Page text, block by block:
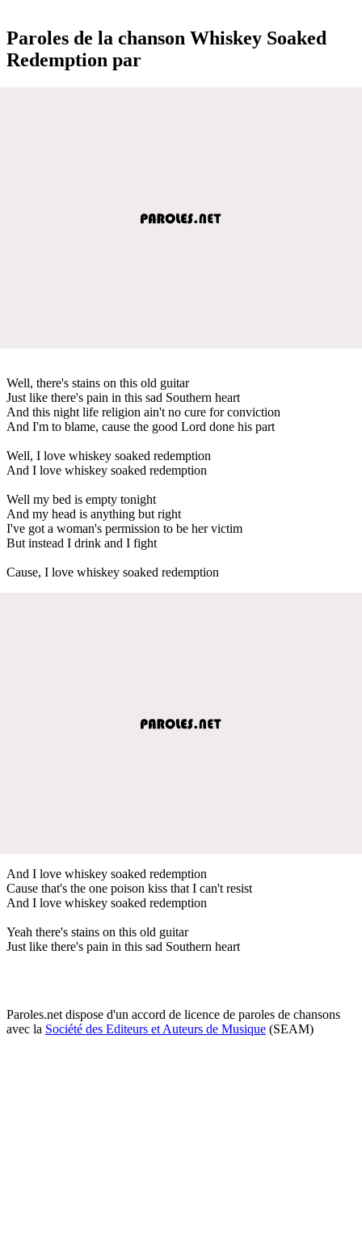
Paroles de la chanson Whiskey Soaked
Redemption par
Well, there's stains on this old guitar
Just like there's pain in this sad Southern heart
And this night life religion ain't no cure for conviction
And I'm to blame, cause the good Lord done his part
Well, I love whiskey soaked redemption
And I love whiskey soaked redemption
Well my bed is empty tonight
And my head is anything but right
I've got a woman's permission to be her victim
But instead I drink and I fight
Cause, I love whiskey soaked redemption
And I love whiskey soaked redemption
Cause that's the one poison kiss that I can't resist
And I love whiskey soaked redemption
Yeah there's stains on this old guitar
Just like there's pain in this sad Southern heart
Paroles.net dispose d'un accord de licence de paroles de chansons
avec la Société des Editeurs et Auteurs de Musique (SEAM)